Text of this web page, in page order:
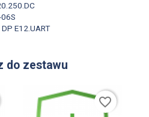
E12.UART
do zestawu
favorite_border